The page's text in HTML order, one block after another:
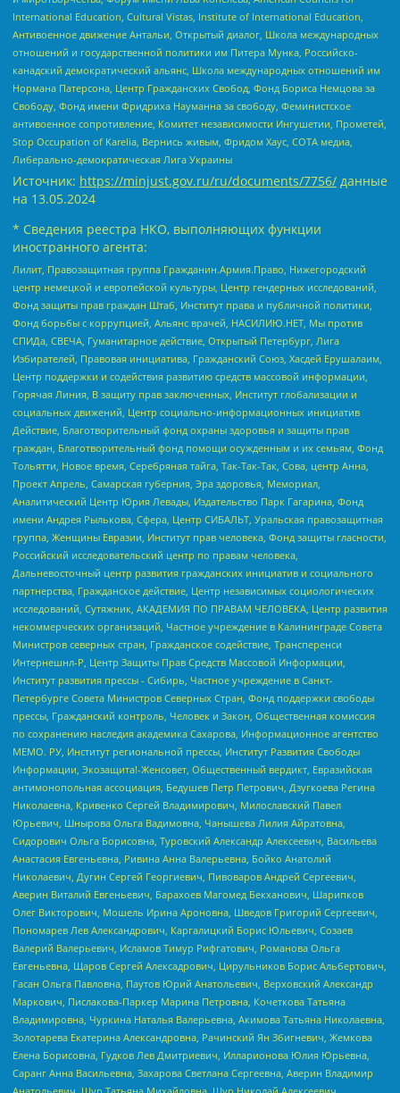
International Education, Cultural Vistas, Institute of International Education,
Антивоенное движение Антальи, Открытый диалог, Школа международных
отношений и государственной политики им Питера Мунка, Российско-
канадский демократический альянс, Школа международных отношений им
Нормана Патерсона, Центр Гражданских Свобод, Фонд Бориса Немцова за
Свободу, Фонд имени Фридриха Науманна за свободу, Феминистское
антивоенное сопротивление, Комитет независимости Ингушетии, Прометей,
Stop Occupation of Karelia, Вернись живым, Фридом Хаус, СОТА медиа,
Либерально-демократическая Лига Украины
Источник: https://minjust.gov.ru/ru/documents/7756/ данные
на 13.05.2024
* Сведения реестра НКО, выполняющих функции
иностранного агента:
Лилит, Правозащитная группа Гражданин.Армия.Право, Нижегородский
центр немецкой и европейской культуры, Центр гендерных исследований,
Фонд защиты прав граждан Штаб, Институт права и публичной политики,
Фонд борьбы с коррупцией, Альянс врачей, НАСИЛИЮ.НЕТ, Мы против
СПИДа, СВЕЧА, Гуманитарное действие, Открытый Петербург, Лига
Избирателей, Правовая инициатива, Гражданский Союз, Хасдей Ерушалаим,
Центр поддержки и содействия развитию средств массовой информации,
Горячая Линия, В защиту прав заключенных, Институт глобализации и
социальных движений, Центр социально-информационных инициатив
Действие, Благотворительный фонд охраны здоровья и защиты прав
граждан, Благотворительный фонд помощи осужденным и их семьям, Фонд
Тольятти, Новое время, Серебряная тайга, Так-Так-Так, Сова, центр Анна,
Проект Апрель, Самарская губерния, Эра здоровья, Мемориал,
Аналитический Центр Юрия Левады, Издательство Парк Гагарина, Фонд
имени Андрея Рылькова, Сфера, Центр СИБАЛЬТ, Уральская правозащитная
группа, Женщины Евразии, Институт прав человека, Фонд защиты гласности,
Российский исследовательский центр по правам человека,
Дальневосточный центр развития гражданских инициатив и социального
партнерства, Гражданское действие, Центр независимых социологических
исследований, Сутяжник, АКАДЕМИЯ ПО ПРАВАМ ЧЕЛОВЕКА, Центр развития
некоммерческих организаций, Частное учреждение в Калининграде Совета
Министров северных стран, Гражданское содействие, Трансперенси
Интернешнл-Р, Центр Защиты Прав Средств Массовой Информации,
Институт развития прессы - Сибирь, Частное учреждение в Санкт-
Петербурге Совета Министров Северных Стран, Фонд поддержки свободы
прессы, Гражданский контроль, Человек и Закон, Общественная комиссия
по сохранению наследия академика Сахарова, Информационное агентство
МЕМО. РУ, Институт региональной прессы, Институт Развития Свободы
Информации, Экозащита!-Женсовет, Общественный вердикт, Евразийская
антимонопольная ассоциация, Бедушев Петр Петрович, Дзугкоева Регина
Николаевна, Кривенко Сергей Владимирович, Милославский Павел
Юрьевич, Шнырова Ольга Вадимовна, Чанышева Лилия Айратовна,
Сидорович Ольга Борисовна, Туровский Александр Алексеевич, Васильева
Анастасия Евгеньевна, Ривина Анна Валерьевна, Бойко Анатолий
Николаевич, Дугин Сергей Георгиевич, Пивоваров Андрей Сергеевич,
Аверин Виталий Евгеньевич, Барахоев Магомед Бекханович, Шарипков
Олег Викторович, Мошель Ирина Ароновна, Шведов Григорий Сергеевич,
Пономарев Лев Александрович, Каргалицкий Борис Юльевич, Созаев
Валерий Валерьевич, Исламов Тимур Рифгатович, Романова Ольга
Евгеньевна, Щаров Сергей Алексадрович, Цирульников Борис Альбертович,
Гасан Ольга Павловна, Паутов Юрий Анатольевич, Верховский Александр
Маркович, Пислакова-Паркер Марина Петровна, Кочеткова Татьяна
Владимировна, Чуркина Наталья Валерьевна, Акимова Татьяна Николаевна,
Золотарева Екатерина Александровна, Рачинский Ян Збигневич, Жемкова
Елена Борисовна, Гудков Лев Дмитриевич, Илларионова Юлия Юрьевна,
Саранг Анна Васильевна, Захарова Светлана Сергеевна, Аверин Владимир